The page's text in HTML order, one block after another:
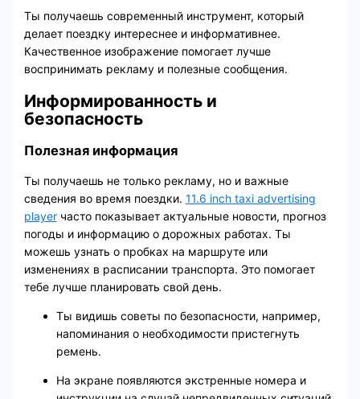
Ты получаешь современный инструмент, который
делает поездку интереснее и информативнее.
Качественное изображение помогает лучше
воспринимать рекламу и полезные сообщения.
Информированность и
безопасность
Полезная информация
Ты получаешь не только рекламу, но и важные
сведения во время поездки. 11.6 inch taxi advertising
playerчасто показывает актуальные новости, прогноз
погоды и информацию о дорожных работах. Ты
можешь узнать о пробках на маршруте или
изменениях в расписании транспорта. Это помогает
тебе лучше планировать свой день.
Ты видишь советы по безопасности, например,
напоминания о необходимости пристегнуть
ремень.
На экране появляются экстренные номера и